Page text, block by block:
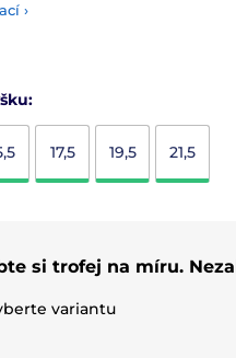
›
17,5 19,5 21,5
si trofej na míru.
variantu